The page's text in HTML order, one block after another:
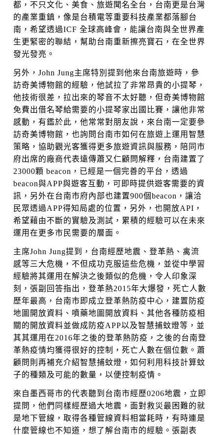
都，不只文化、美食、旅遊聞名全台，台南更是台灣
的產業重鎮，像是台積電等重要科技產業都落腳台
南，希望透過ICF 全球高峰會，能讓台南與全世界產
生更緊密的聯結，幫助台南重新擦亮寶石，在全世界
發光發亮。
另外，John Jung主席特別提到他來台南旅遊時，參
訪奇美博物館的經驗，他試拉了非常昂貴的小提琴，
他技術很差，拉出來的琴音不太好聽，但奇美博物館
免費出借名琴給需要的小提琴家出國比賽，讓他非常
感動，有鑑於此，他常常對朋友說，來台南一定要參
訪奇美博物館，也詢問台南市如何在旅遊上運用智慧
策略，協助觀光客獲得更多旅遊資訊與服務，陪同市
府出席的廠商代表遠傳蕭又仁顧問解釋，台南建置了
23000顆 beacon，已經是一個完善的平台，透過
beacon與APP與遊客互動，可即時提供遊客需要的資
訊，另外在台南市府內部也建置900個beacon，讓洽
民眾透過APP得知局處的位置，另外，也開放API，
希望藉由不斷的實驗及測試，累積的經驗可以在未來
運用在更多市民需要的層面。
主席John Jung提到，台南經歷地震、登革熱、禽流
感等三大危機，不但成功克服這些危機，並從中學習
經驗將其運用在解決之後類似的危機，令人印象深
刻，張副回答指出，登革熱2015年大爆發，死亡人數
歷年最高，台南市即成立登革熱防疫中心，建置防疫
地圖開放資料、噴藥地圖開放資料、其他各種防疫相
關的開放資料並做成防疫APP以及智慧捕蚊燈等，並
其其運用在2016年之後的登革熱防疫，之後的台南登
革熱疫情均獲得很好的控制，死亡人數在個位數。蕭
顧問則再補充介紹智慧捕蚊燈，如何利用科技計算蚊
子的種類及可能的數量，以便控制疫情。
來自墨西哥市的代表聽到台南市經歷0206地震，立即
提問，他們同樣經歷過大地震，面對救災最困難的就
是地下管線，取得各種管線資料相當耗時，有時連是
什麼管線也不知道，想了解台南市的經驗。張副表